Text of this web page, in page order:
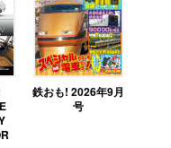
鉄おも! 2026年9月
号